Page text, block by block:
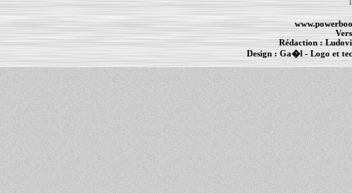
Rédaction :
Design : Ga�l- Logo et